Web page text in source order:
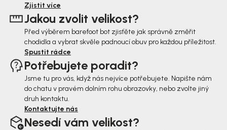
Zjistit více
Jakou zvolit velikost?
Před výběrem barefoot bot zjisťěte jak správně změřit
chodidla a vybrat skvěle padnoucí obuv pro každou příležitost.
Spustit rádce
Potřebujete poradit?
Jsme tu pro vás, když nás nejvíce potřebujete. Napište nám
do chatu v pravém dolním rohu obrazovky, nebo zvolte jiný
druh kontaktu.
Kontaktujte nás
Nesedí vám velikost?